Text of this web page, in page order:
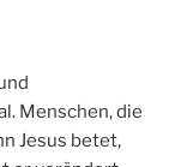
Menschen, die
Jesus betet,